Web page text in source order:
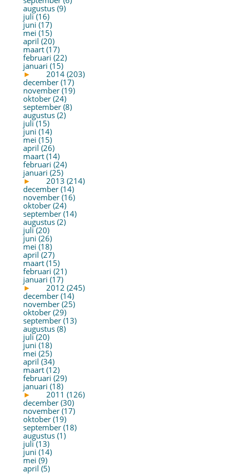
augustus (9)
juli (16)
juni (17)
mei (15)
april (20)
maart (17)
februari (22)
januari (15)
►
2014 (203)
december (17)
november (19)
oktober (24)
september (8)
augustus (2)
juli (15)
juni (14)
mei (15)
april (26)
maart (14)
februari (24)
januari (25)
►
2013 (214)
december (14)
november (16)
oktober (24)
september (14)
augustus (2)
juli (20)
juni (26)
mei (18)
april (27)
maart (15)
februari (21)
januari (17)
►
2012 (245)
december (14)
november (25)
oktober (29)
september (13)
augustus (8)
juli (20)
juni (18)
mei (25)
april (34)
maart (12)
februari (29)
januari (18)
►
2011 (126)
december (30)
november (17)
oktober (19)
september (18)
augustus (1)
juli (13)
juni (14)
mei (9)
april (5)